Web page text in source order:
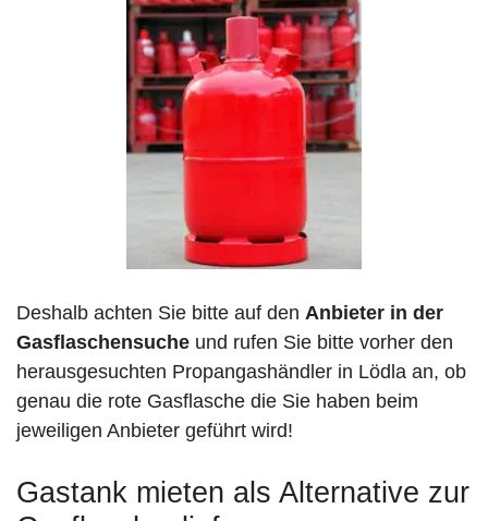
Deshalb achten Sie bitte auf den Anbieter in der
Gasflaschensuche und rufen Sie bitte vorher den
herausgesuchten Propangashändler in Lödla an, ob
genau die rote Gasflasche die Sie haben beim
jeweiligen Anbieter geführt wird!
Gastank mieten als Alternative zur